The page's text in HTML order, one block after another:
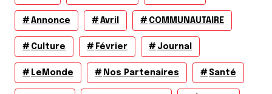
Annonce Avril COMMUNAUTAIRE
Culture Février Journal
LeMonde Nos Partenaires Santé